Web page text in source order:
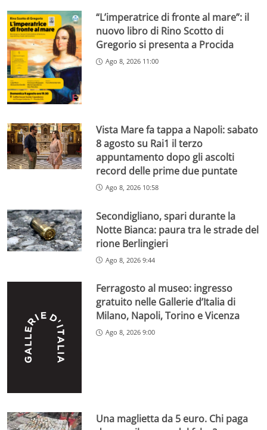
“L’imperatrice di fronte al mare”: il
nuovo libro di Rino Scotto di
Gregorio si presenta a Procida
Ago 8, 2026 11:00
Vista Mare fa tappa a Napoli: sabato
8 agosto su Rai1 il terzo
appuntamento dopo gli ascolti
record delle prime due puntate
Ago 8, 2026 10:58
Secondigliano, spari durante la
Notte Bianca: paura tra le strade del
rione Berlingieri
Ago 8, 2026 9:44
Ferragosto al museo: ingresso
gratuito nelle Gallerie d’Italia di
Milano, Napoli, Torino e Vicenza
Ago 8, 2026 9:00
Una maglietta da 5 euro. Chi paga